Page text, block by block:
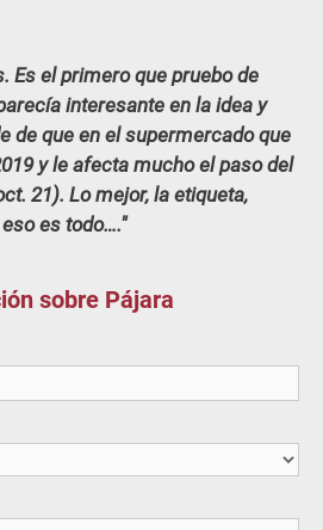
Es el primero que pruebo de
interesante en la idea y
de que en el supermercado que
y le afecta mucho el paso del
21). Lo mejor, la etiqueta,
es todo….
sobre Pájara